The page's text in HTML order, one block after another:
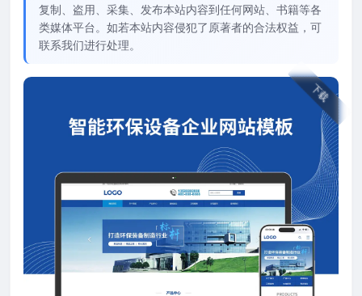
复制、盗用、采集、发布本站内容到任何网站、书籍等各
类媒体平台。如若本站内容侵犯了原著者的合法权益，可
联系我们进行处理。
下载